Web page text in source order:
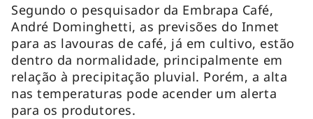
Segundo o pesquisador da Embrapa Café,
André Dominghetti, as previsões do Inmet
para as lavouras de café, já em cultivo, estão
dentro da normalidade, principalmente em
relação à precipitação pluvial. Porém, a alta
nas temperaturas pode acender um alerta
para os produtores.